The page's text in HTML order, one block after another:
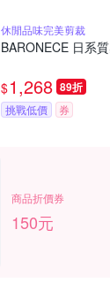
休閒品味完美剪裁
BARONECE 日系
$1,268 89折
挑戰低價 券
商品折價券
150元